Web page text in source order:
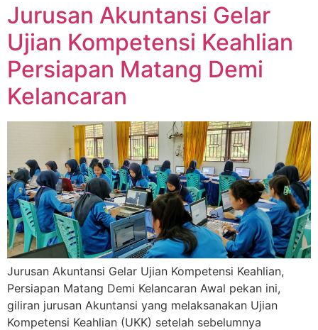
Jurusan Akuntansi Gelar
Ujian Kompetensi Keahlian
Persiapan Matang Demi
Kelancaran
Jurusan Akuntansi Gelar Ujian Kompetensi Keahlian,
Persiapan Matang Demi Kelancaran Awal pekan ini,
giliran jurusan Akuntansi yang melaksanakan Ujian
Kompetensi Keahlian (UKK) setelah sebelumnya